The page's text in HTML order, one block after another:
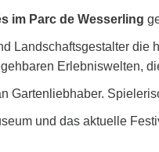
im Parc de Wesserling
Landschaftsgestalter die
Erlebniswelten,
Gartenliebhaber.
und das aktuelle